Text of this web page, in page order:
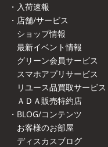
・入荷速報
・店舗/サービス
ショップ情報
最新イベント情報
グリーン会員サービス
スマホアプリサービス
リユース品買取サービス
ＡＤＡ販売特約店
・BLOG/コンテンツ
お客様のお部屋
ディスカスブログ